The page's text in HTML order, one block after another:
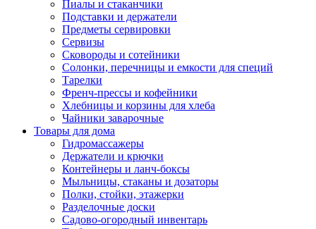
Пиалы и стаканчики
Подставки и держатели
Предметы сервировки
Сервизы
Сковороды и сотейники
Солонки, перечницы и емкости для специй
Тарелки
Френч-прессы и кофейники
Хлебницы и корзины для хлеба
Чайники заварочные
Товары для дома
Гидромассажеры
Держатели и крючки
Контейнеры и ланч-боксы
Мыльницы, стаканы и дозаторы
Полки, стойки, этажерки
Разделочные доски
Садово-огородный инвентарь